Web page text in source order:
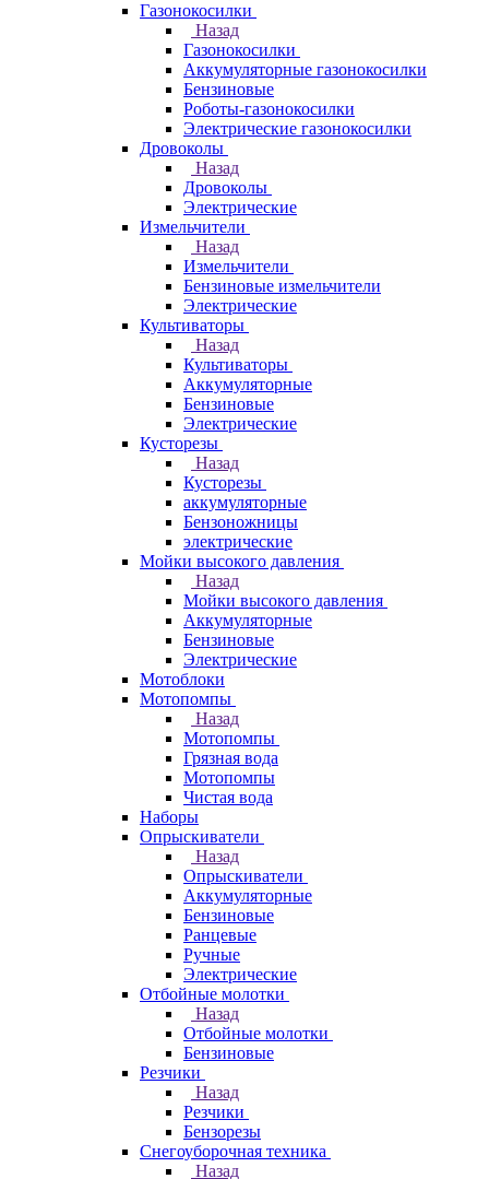
Газонокосилки
Назад
Газонокосилки
Аккумуляторные газонокосилки
Бензиновые
Роботы-газонокосилки
Электрические газонокосилки
Дровоколы
Назад
Дровоколы
Электрические
Измельчители
Назад
Измельчители
Бензиновые измельчители
Электрические
Культиваторы
Назад
Культиваторы
Аккумуляторные
Бензиновые
Электрические
Кусторезы
Назад
Кусторезы
аккумуляторные
Бензоножницы
электрические
Мойки высокого давления
Назад
Мойки высокого давления
Аккумуляторные
Бензиновые
Электрические
Мотоблоки
Мотопомпы
Назад
Мотопомпы
Грязная вода
Мотопомпы
Чистая вода
Наборы
Опрыскиватели
Назад
Опрыскиватели
Аккумуляторные
Бензиновые
Ранцевые
Ручные
Электрические
Отбойные молотки
Назад
Отбойные молотки
Бензиновые
Резчики
Назад
Резчики
Бензорезы
Снегоуборочная техника
Назад